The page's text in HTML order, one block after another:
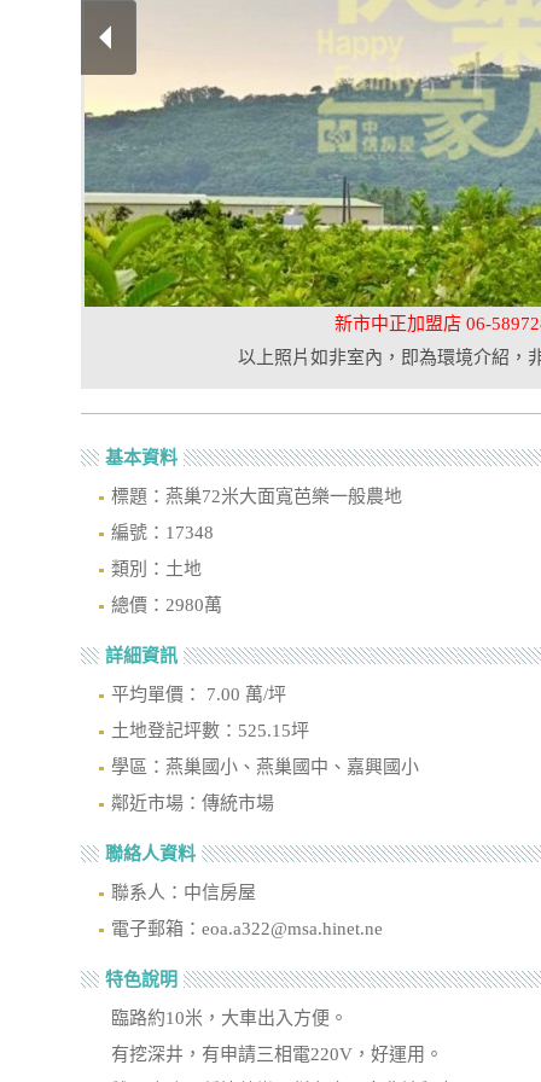
新市中正加盟店 06-
以上照片如非室內，即為環境介紹，
基本資料
標題：燕巢72米大面寬芭樂一般農地
編號：17348
類別：土地
總價：2980萬
詳細資訊
平均單價： 7.00 萬/坪
土地登記坪數：525.15坪
學區：燕巢國小、燕巢國中、嘉興國小
鄰近市場：傳統市場
聯絡人資料
聯系人：中信房屋
電子郵箱：eoa.a322@msa.hinet.ne
特色說明
臨路約10米，大車出入方便。
有挖深井，有申請三相電220V，好運用。